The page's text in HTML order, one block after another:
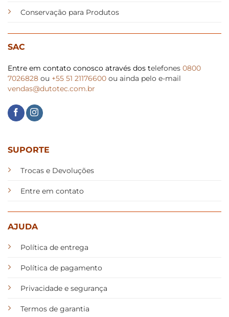
Conservação para Produtos
SAC
Entre em contato conosco através dos telefones 0800
7026828 ou +55 51 21176600 ou ainda pelo e-mail
vendas@dutotec.com.br
SUPORTE
Trocas e Devoluções
Entre em contato
AJUDA
Política de entrega
Política de pagamento
Privacidade e segurança
Termos de garantia